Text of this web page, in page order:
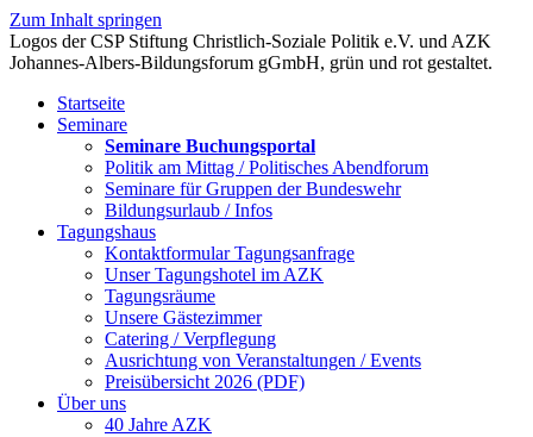
Zum Inhalt springen
Startseite
Seminare
Seminare Buchungsportal
Politik am Mittag / Politisches Abendforum
Seminare für Gruppen der Bundeswehr
Bildungsurlaub / Infos
Tagungshaus
Kontaktformular Tagungsanfrage
Unser Tagungshotel im AZK
Tagungsräume
Unsere Gästezimmer
Catering / Verpflegung
Ausrichtung von Veranstaltungen / Events
Preisübersicht 2026 (PDF)
Über uns
40 Jahre AZK